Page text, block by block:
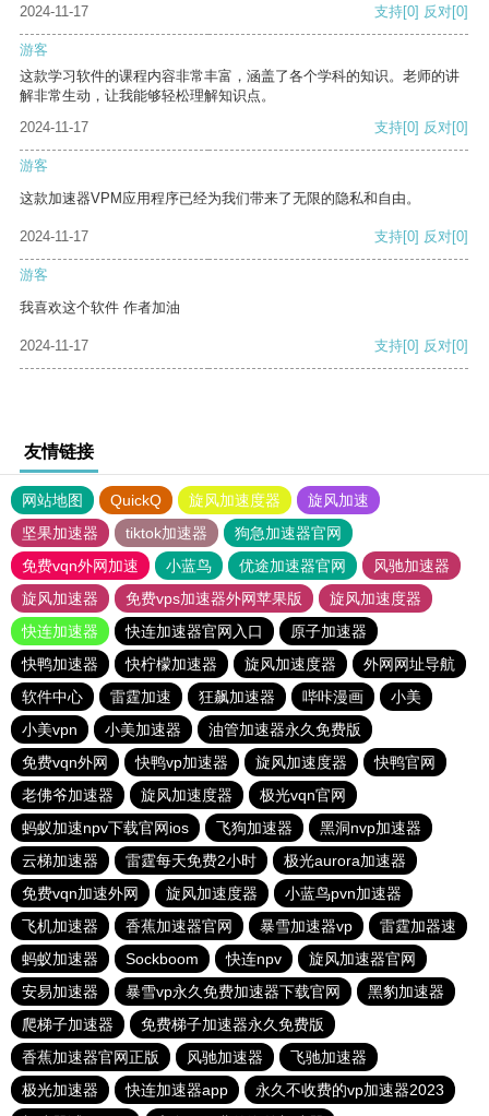
2024-11-17
支持[0] 反对[0]
游客
这款学习软件的课程内容非常丰富，涵盖了各个学科的知识。老师的讲
解非常生动，让我能够轻松理解知识点。
2024-11-17
支持[0] 反对[0]
游客
这款加速器VPM应用程序已经为我们带来了无限的隐私和自由。
2024-11-17 支持[0] 反对[0]
游客
我喜欢这个软件 作者加油
2024-11-17 支持[0] 反对[0]
友情链接
网站地图 QuickQ 旋风加速度器
旋风加速
坚果加速器
tiktok加速器
狗急加速器官网
免费vqn外网加速
小蓝鸟 优途加速器官网
风驰加速器
旋风加速器
免费vps加速器外网苹果版
旋风加速度器
快连加速器
快连加速器官网入口
原子加速器
快鸭加速器
快柠檬加速器 旋风加速度器
外网网址导航
软件中心
雷霆加速 狂飙加速器 哔咔漫画
小美
小美vpn
小美加速器
油管加速器永久免费版
免费vqn外网
快鸭vp加速器 旋风加速度器
快鸭官网
老佛爷加速器
旋风加速度器
极光vqn官网
蚂蚁加速npv下载官网ios
飞狗加速器
黑洞nvp加速器
云梯加速器
雷霆每天免费2小时
极光aurora加速器
免费vqn加速外网
旋风加速度器
小蓝鸟pvn加速器
飞机加速器
香蕉加速器官网 暴雪加速器vp
雷霆加器速
蚂蚁加速器
Sockboom 快连npv
旋风加速器官网
安易加速器
暴雪vp永久免费加速器下载官网
黑豹加速器
爬梯子加速器
免费梯子加速器永久免费版
香蕉加速器官网正版
风驰加速器
飞驰加速器
极光加速器
快连加速器app
永久不收费的vp加速器2023